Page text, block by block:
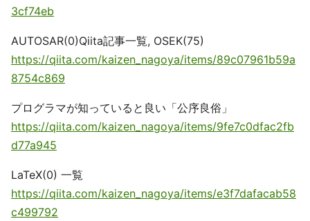
3cf74eb
AUTOSAR(0)Qiita記事一覧, OSEK(75)
https://qiita.com/kaizen_nagoya/items/89c07961b59a
8754c869
プログラマが知っていると良い「公序良俗」
https://qiita.com/kaizen_nagoya/items/9fe7c0dfac2fb
d77a945
LaTeX(0) 一覧
https://qiita.com/kaizen_nagoya/items/e3f7dafacab58
c499792